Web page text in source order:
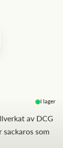
I lager
av DCG